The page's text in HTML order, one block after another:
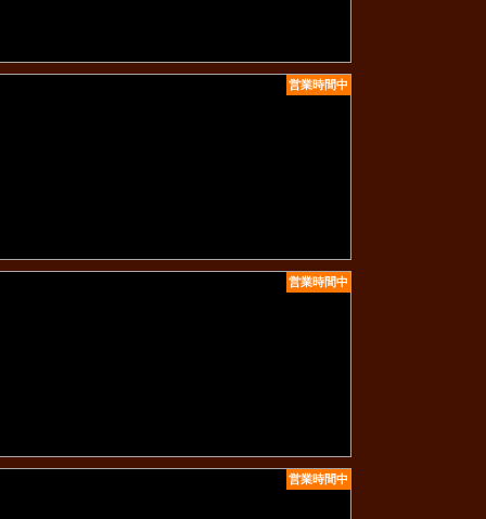
営業時間中
営業時間中
営業時間中